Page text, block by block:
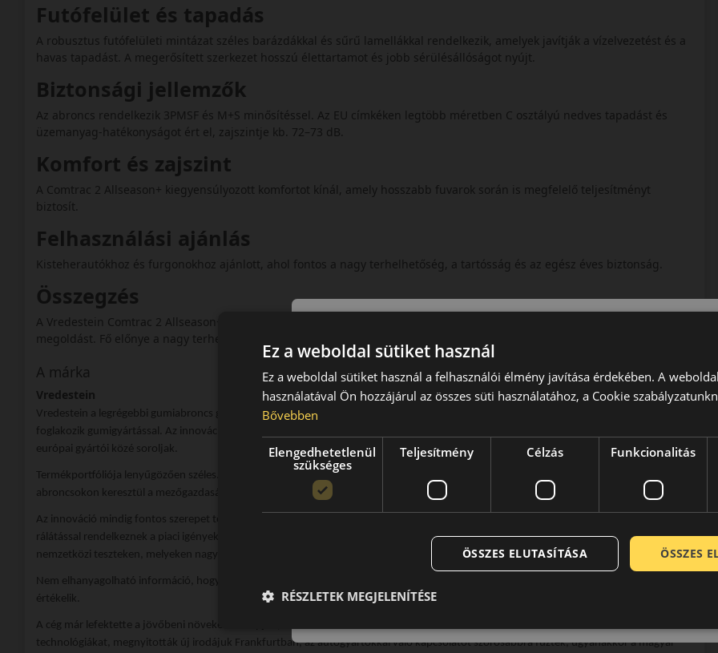
Futófelület és tapadás
A robusztus futófelületi mintázat széles barázdákkal és sűrű lamellákkal rendelkezik, amelyek javítják a vízelvezetést és a
havas tapadást. A megerősített szerkezet hosszú élettartamot és jobb sérülésállóságot nyújt.
Biztonsági jellemzők
Az abroncs rendelkezik 3PMSF és M+S minősítéssel. Az EU címkéken legtöbb méretben C osztályú nedves tapadást és
üzemanyag-hatékonyságot ért el, zajszintje kb. 72–73 dB.
Komfort és zajszint
A Comtrac 2 Allseason+ kiegyensúlyozott komfortot kínál, amely hosszabb fuvarok során is megfelelő teljesítményt
biztosít.
Felhasználási ajánlás
Kisteherautókhoz és furgonokhoz ajánlott, ahol fontos a nagy terhelhetőség, a tartósság és az egész éves biztonság.
Összegzés
A Vredestein Comtrac 2 Allseason+ strapabíró és biztonságos négyévszakos abroncs, amely a szállításhoz nyújt optimális
megoldást. Fő előnye a nagy terhelhetőség, a megerősített szerkezet és a hosszú futásteljesítmény.
A márka
Vredestein
Vredestein a legrégebbi gumiabroncs gyártók közt foglal helyet a több, mint 100 évre visszanyúló tapasztalatával. A 20. század eleje óta
foglakozik gumigyártással. Az innováció folyamatos lételeme a cégnek, amivel elérte, hogy mára az első osztályú gumiabroncsok vezető
európai gyártói közé soroljak.
Termékportfóliója lenyűgözően széles. Köztük megtalálhatóak egészen a kerékpárabroncsoktól kezdve a prémium személygépjármű-
abroncsokon keresztül a mezőgazdasági és ipari abroncsokig széles választékban termékek.
Az innováció mindig fontos szerepet töltött be az Európa szívében elhelyezkedő vállalat életében, melynek köszönhetően tökéletes
rálátással rendelkeznek a piaci igényekre. Az enschedei K+F központ által fejlesztett és tesztelt abroncsok rendszerint részt vesznek
nemzetközi teszteken, melyeken nagy eséllyel győzedelmeskednek.
Nem elhanyagolható információ, hogy a Vredestein vezető szerepet tölt be a négy évszakos abroncsok piacán, a kategória legjobbjaként
értékelik.
A cég már lefektette a jövőbeni növekedés alapjait, miszerint bevezették a központi enschedei gyárukba a legújabb gyártási
technológiákat, megnyitották új irodájuk Frankfurtban, az autógyártókkal való kapcsolatot szorosabbra fűzték, ugyanakkor a magyar
Ez a weboldal sütiket használ
Ez a weboldal sütiket használ a felhasználói élmény javítása érdekében. A
használatával Ön hozzájárul az összes süti használatához, a Cookie
Bővebben
Elengedhetetlenül
szükséges
Teljesítmény Célzás Funkcionalitás
ÖSSZES
ÖSSZES ELUTASÍTÁSA
RÉSZLETEK MEGJELENÍTÉSE